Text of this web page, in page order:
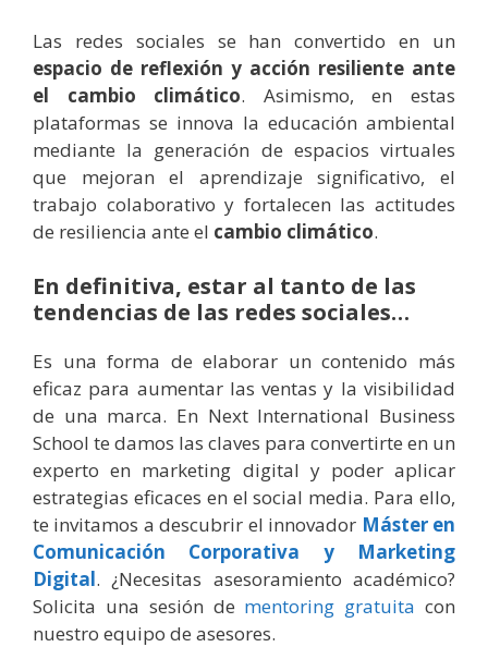
Las redes sociales se han convertido en un
espacio de reflexión y acción resiliente ante
el cambio climático. Asimismo, en estas
plataformas se innova la educación ambiental
mediante la generación de espacios virtuales
que mejoran el aprendizaje significativo, el
trabajo colaborativo y fortalecen las actitudes
de resiliencia ante el cambio climático.
En definitiva, estar al tanto de las
tendencias de las redes sociales…
Es una forma de elaborar un contenido más
eficaz para aumentar las ventas y la visibilidad
de una marca. En Next International Business
School te damos las claves para convertirte en un
experto en marketing digital y poder aplicar
estrategias eficaces en el social media. Para ello,
te invitamos a descubrir el innovador Máster en
Comunicación Corporativa y Marketing
Digital. ¿Necesitas asesoramiento académico?
Solicita una sesión de mentoring gratuita con
nuestro equipo de asesores.